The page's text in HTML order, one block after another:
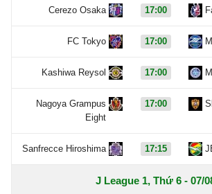
Cerezo Osaka 17:00
FC Tokyo 17:00
Kashiwa Reysol 17:00
Nagoya Grampus
Eight
17:00
Sanfrecce Hiroshima 17:15
J League 1, Thứ 6 - 07/